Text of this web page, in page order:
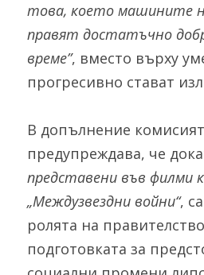
това, което машините
правят достатъчно
време”, вместо върху
прогресивно стават
В допълнение
предупреждава, че
представени във филми
„Междузвездни войни“,
ролята на
подготовката за